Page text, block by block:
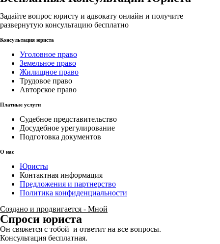
Задайте вопрос юристу и адвокату онлайн и получите
развернутую консультацию бесплатно
Консультация юриста
Уголовное право
Земельное право
Жилищное право
Трудовое право
Авторское право
Платные услуги
Судебное представительство
Досудебное урегулирование
Подготовка документов
О нас
Юристы
Контактная информация
Предложения и партнерство
Политика конфиденциальности
Создано и продвигается - Мной
Спроси юриста
Он свяжется с тобой и ответит на все вопросы.
Консультация бесплатная.